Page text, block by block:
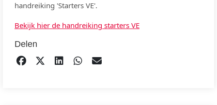
handreiking 'Starters VE'.
Bekijk hier de handreiking starters VE
Delen
DELEN OP FACEBOOK
TWEETDELEN OP LINKEDIN
DELEN OP WHATSAPP